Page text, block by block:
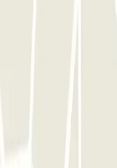
a rede de parques
em Parclick.
sair do parque de